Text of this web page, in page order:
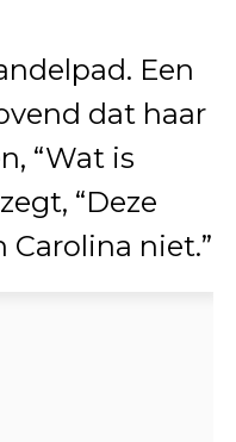
Een
dat haar
“Wat is
“Deze
niet.”